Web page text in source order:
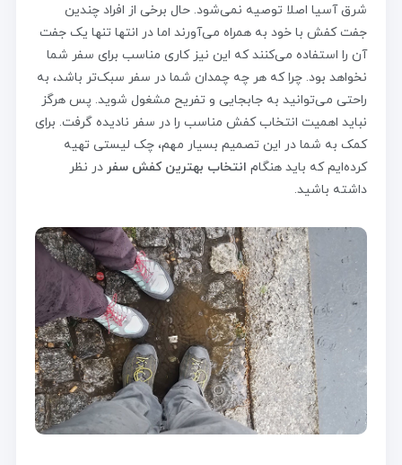
شرق آسیا اصلا توصیه نمی‌شود. حال برخی از افراد چندین
جفت کفش با خود به همراه می‌آورند اما در انتها تنها یک جفت
آن را استفاده می‌کنند که این نیز کاری مناسب برای سفر شما
نخواهد بود. چرا که هر چه چمدان شما در سفر سبک‌تر باشد، به
راحتی می‌توانید به جابجایی و تفریح مشغول شوید. پس هرگز
نباید اهمیت انتخاب کفش مناسب را در سفر نادیده گرفت. برای
کمک به شما در این تصمیم بسیار مهم، چک لیستی تهیه
کرده‌ایم که باید هنگام انتخاب بهترین کفش سفر در نظر
داشته باشید.